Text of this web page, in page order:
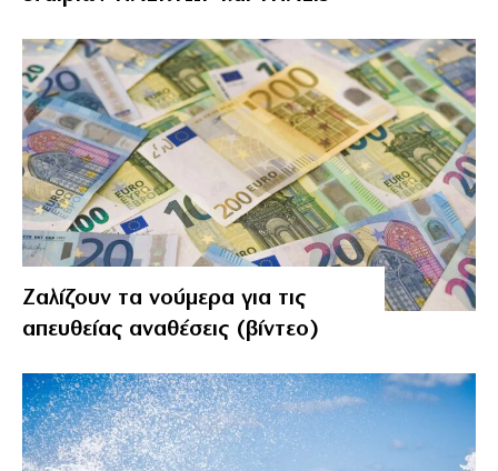
Ζαλίζουν τα νούμερα για τις
απευθείας αναθέσεις (βίντεο)